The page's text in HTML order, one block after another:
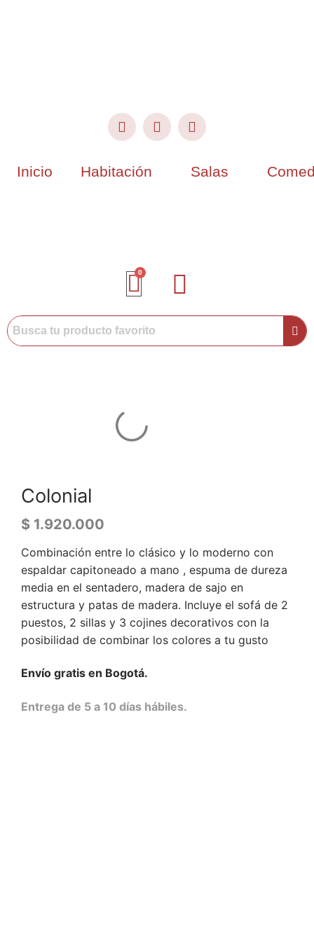
Inicio Habitación Salas
Colonial
$ 1.920.000
Combinación entre lo clásico y lo moderno con
espaldar capitoneado a mano , espuma de dureza
media en el sentadero, madera de sajo en
estructura y patas de madera. Incluye el sofá de 2
puestos, 2 sillas y 3 cojines decorativos con la
posibilidad de combinar los colores a tu gusto
Envío gratis en Bogotá.
Entrega de 5 a 10 días hábiles.